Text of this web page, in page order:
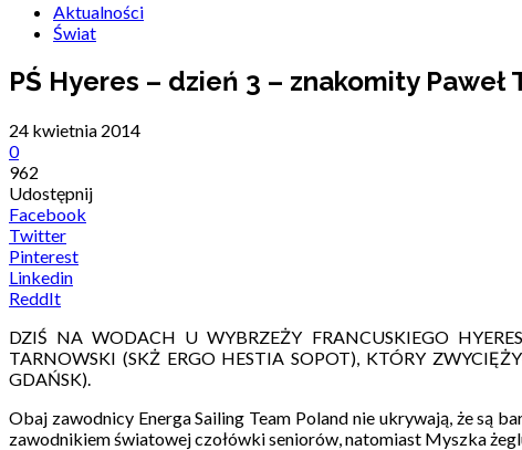
Aktualności
Świat
PŚ Hyeres – dzień 3 – znakomity Paweł
24 kwietnia 2014
0
962
Udostępnij
Facebook
Twitter
Pinterest
Linkedin
ReddIt
DZIŚ NA WODACH U WYBRZEŻY FRANCUSKIEGO
TARNOWSKI (SKŻ ERGO HESTIA SOPOT), KTÓRY
GDAŃSK).
Obaj zawodnicy Energa Sailing Team Poland nie ukrywają, że są
zawodnikiem światowej czołówki seniorów, natomiast Myszka